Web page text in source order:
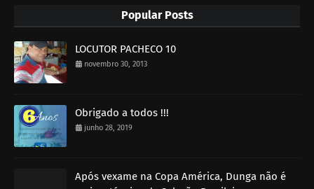
Popular Posts
LOCUTOR PACHECO 10
novembro 30, 2013
Obrigado a todos !!!
junho 28, 2019
Após vexame na Copa América, Dunga não é